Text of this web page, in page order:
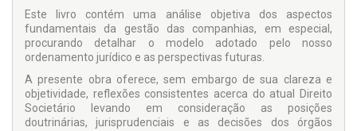
Este livro contém uma análise objetiva dos aspectos
fundamentais da gestão das companhias, em especial,
procurando detalhar o modelo adotado pelo nosso
ordenamento jurídico e as perspectivas futuras.
A presente obra oferece, sem embargo de sua clareza e
objetividade, reflexões consistentes acerca do atual Direito
Societário levando em consideração as posições
doutrinárias, jurisprudenciais e as decisões dos órgãos